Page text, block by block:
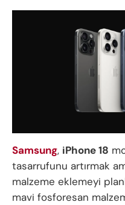
Samsung, iPhone 18
tasarrufunu artırmak
malzeme eklemeyi
mavi fosforesan